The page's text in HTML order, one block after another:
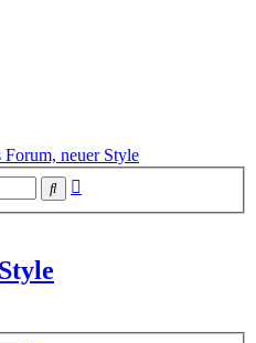
Forum, neuer Style
Suche